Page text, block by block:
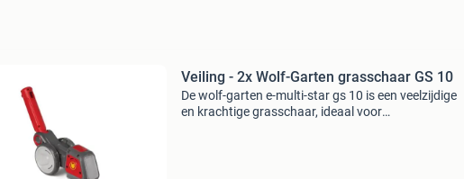
Veiling - 2x Wolf-Garten grasschaar GS 10
De wolf-garten e-multi-star gs 10 is een veelzijdige
en krachtige grasschaar, ideaal voor